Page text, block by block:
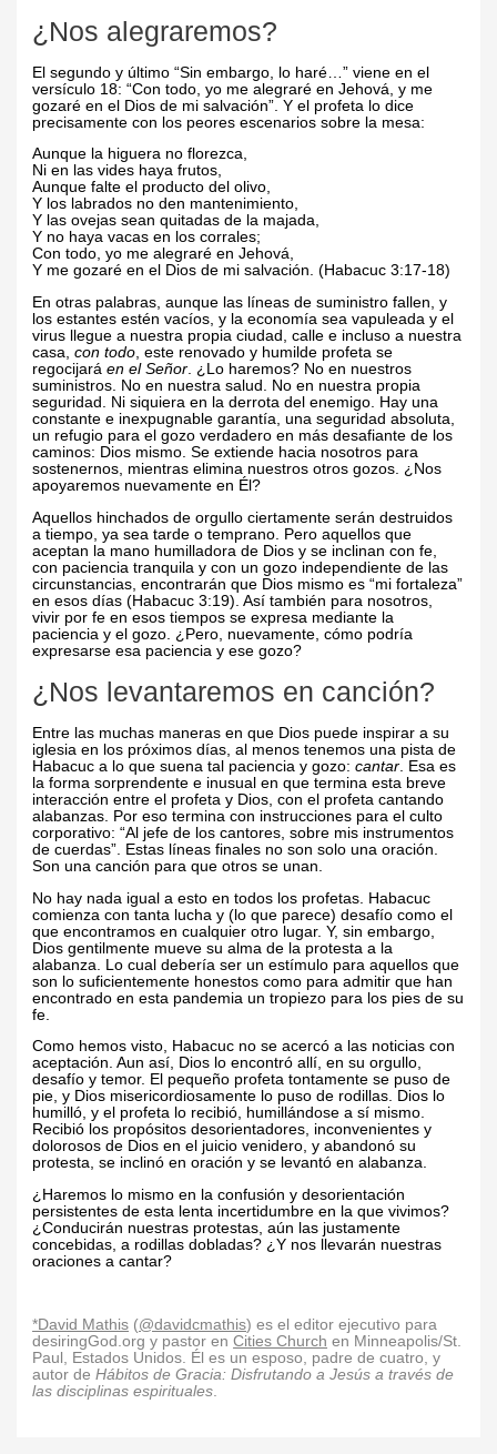
¿Nos alegraremos?
El segundo y último “Sin embargo, lo haré…” viene en el
versículo 18: “Con todo, yo me alegraré en Jehová, y me
gozaré en el Dios de mi salvación”. Y el profeta lo dice
precisamente con los peores escenarios sobre la mesa:
Aunque la higuera no florezca,
Ni en las vides haya frutos,
Aunque falte el producto del olivo,
Y los labrados no den mantenimiento,
Y las ovejas sean quitadas de la majada,
Y no haya vacas en los corrales;
Con todo, yo me alegraré en Jehová,
Y me gozaré en el Dios de mi salvación. (Habacuc 3:17-18)
En otras palabras, aunque las líneas de suministro fallen, y
los estantes estén vacíos, y la economía sea vapuleada y el
virus llegue a nuestra propia ciudad, calle e incluso a nuestra
casa,con todo , este renovado y humilde profeta se
regocijaráen el Señor . ¿Lo haremos? No en nuestros
suministros. No en nuestra salud. No en nuestra propia
seguridad. Ni siquiera en la derrota del enemigo. Hay una
constante e inexpugnable garantía, una seguridad absoluta,
un refugio para el gozo verdadero en más desafiante de los
caminos: Dios mismo. Se extiende hacia nosotros para
sostenernos, mientras elimina nuestros otros gozos. ¿Nos
apoyaremos nuevamente en Él?
Aquellos hinchados de orgullo ciertamente serán destruidos
a tiempo, ya sea tarde o temprano. Pero aquellos que
aceptan la mano humilladora de Dios y se inclinan con fe,
con paciencia tranquila y con un gozo independiente de las
circunstancias, encontrarán que Dios mismo es “mi fortaleza”
en esos días (Habacuc 3:19). Así también para nosotros,
vivir por fe en esos tiempos se expresa mediante la
paciencia y el gozo. ¿Pero, nuevamente, cómo podría
expresarse esa paciencia y ese gozo?
¿Nos levantaremos en canción?
Entre las muchas maneras en que Dios puede inspirar a su
iglesia en los próximos días, al menos tenemos una pista de
Habacuc a lo que suena tal paciencia y gozo:cantar . Esa es
la forma sorprendente e inusual en que termina esta breve
interacción entre el profeta y Dios, con el profeta cantando
alabanzas. Por eso termina con instrucciones para el culto
corporativo: “Al jefe de los cantores, sobre mis instrumentos
de cuerdas”. Estas líneas finales no son solo una oración.
Son una canción para que otros se unan.
No hay nada igual a esto en todos los profetas. Habacuc
comienza con tanta lucha y (lo que parece) desafío como el
que encontramos en cualquier otro lugar. Y, sin embargo,
Dios gentilmente mueve su alma de la protesta a la
alabanza. Lo cual debería ser un estímulo para aquellos que
son lo suficientemente honestos como para admitir que han
encontrado en esta pandemia un tropiezo para los pies de su
fe.
Como hemos visto, Habacuc no se acercó a las noticias con
aceptación. Aun así, Dios lo encontró allí, en su orgullo,
desafío y temor. El pequeño profeta tontamente se puso de
pie, y Dios misericordiosamente lo puso de rodillas. Dios lo
humilló, y el profeta lo recibió, humillándose a sí mismo.
Recibió los propósitos desorientadores, inconvenientes y
dolorosos de Dios en el juicio venidero, y abandonó su
protesta, se inclinó en oración y se levantó en alabanza.
¿Haremos lo mismo en la confusión y desorientación
persistentes de esta lenta incertidumbre en la que vivimos?
¿Conducirán nuestras protestas, aún las justamente
concebidas, a rodillas dobladas? ¿Y nos llevarán nuestras
oraciones a cantar?
*David Mathis (@davidcmathis) es el editor ejecutivo para
desiringGod.org y pastor enCities Church en Minneapolis/St.
Paul, Estados Unidos. Él es un esposo, padre de cuatro, y
autor deHábitos de Gracia: Disfrutando a Jesús a través de
las disciplinas espirituales.